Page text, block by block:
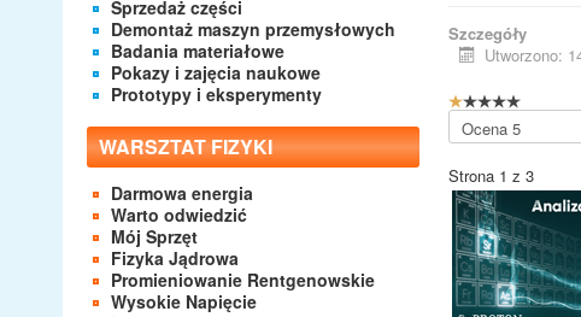
Sprzedaż części
Demontaż maszyn przemysłowych
Badania materiałowe
Pokazy i zajęcia naukowe
Prototypy i eksperymenty
WARSZTAT FIZYKI
Darmowa energia
Warto odwiedzić
Mój Sprzęt
Fizyka Jądrowa
Promieniowanie Rentgenowskie
Wysokie Napięcie
Szczegóły
Utworzono:
O
c
e
a
ż
y
Proszę,
oceń
Strona 1 z 3